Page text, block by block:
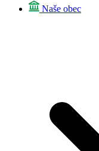
Naše obec